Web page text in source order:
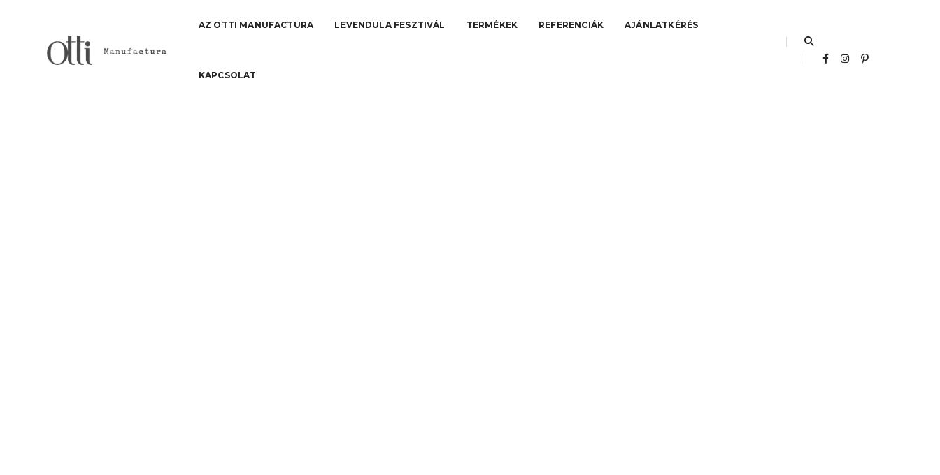
AZ OTTI MANUFACTURA LEVENDULA FESZTIVÁL TERMÉKEK REFERENCIÁK AJÁNLATKÉRÉS
KAPCSOLAT